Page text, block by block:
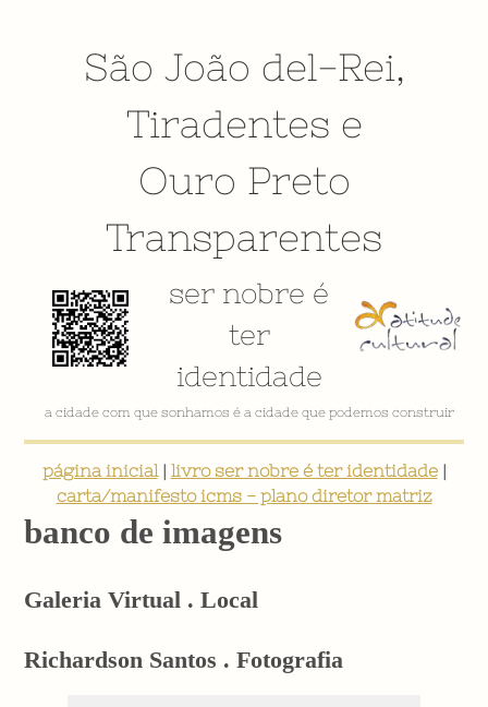
São João del-Rei,
Tiradentes e
Ouro Preto
Transparentes
ser nobre é
ter
identidade
a cidade com que sonhamos é a cidade que podemos construir
página inicial| livro ser nobre é ter identidade|
carta/manifesto icms - plano diretor matriz
banco de imagens
Galeria Virtual . Local
Richardson Santos . Fotografia